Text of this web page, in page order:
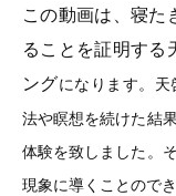
この動画は、寝た
ることを証明する
ングになります。
法や瞑想を続けた結
体験を致しました。
現象に導くことので